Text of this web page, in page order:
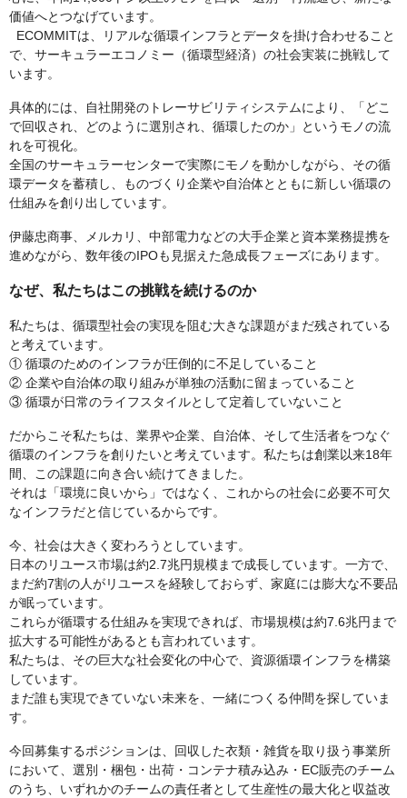
価値へとつなげています。
ECOMMITは、リアルな循環インフラとデータを掛け合わせること
で、サーキュラーエコノミー（循環型経済）の社会実装に挑戦して
います。
具体的には、自社開発のトレーサビリティシステムにより、「どこ
で回収され、どのように選別され、循環したのか」というモノの流
れを可視化。
全国のサーキュラーセンターで実際にモノを動かしながら、その循
環データを蓄積し、ものづくり企業や自治体とともに新しい循環の
仕組みを創り出しています。
伊藤忠商事、メルカリ、中部電力などの大手企業と資本業務提携を
進めながら、数年後のIPOも見据えた急成長フェーズにあります。
なぜ、私たちはこの挑戦を続けるのか
私たちは、循環型社会の実現を阻む大きな課題がまだ残されている
と考えています。
① 循環のためのインフラが圧倒的に不足していること
② 企業や自治体の取り組みが単独の活動に留まっていること
③ 循環が日常のライフスタイルとして定着していないこと
だからこそ私たちは、業界や企業、自治体、そして生活者をつなぐ
循環のインフラを創りたいと考えています。私たちは創業以来18年
間、この課題に向き合い続けてきました。
それは「環境に良いから」ではなく、これからの社会に必要不可欠
なインフラだと信じているからです。
今、社会は大きく変わろうとしています。
日本のリユース市場は約2.7兆円規模まで成長しています。一方で、
まだ約7割の人がリユースを経験しておらず、家庭には膨大な不要品
が眠っています。
これらが循環する仕組みを実現できれば、市場規模は約7.6兆円まで
拡大する可能性があるとも言われています。
私たちは、その巨大な社会変化の中心で、資源循環インフラを構築
しています。
まだ誰も実現できていない未来を、一緒につくる仲間を探していま
す。
今回募集するポジションは、回収した衣類・雑貨を取り扱う事業所
において、選別・梱包・出荷・コンテナ積み込み・EC販売のチーム
のうち、いずれかのチームの責任者として生産性の最大化と収益改